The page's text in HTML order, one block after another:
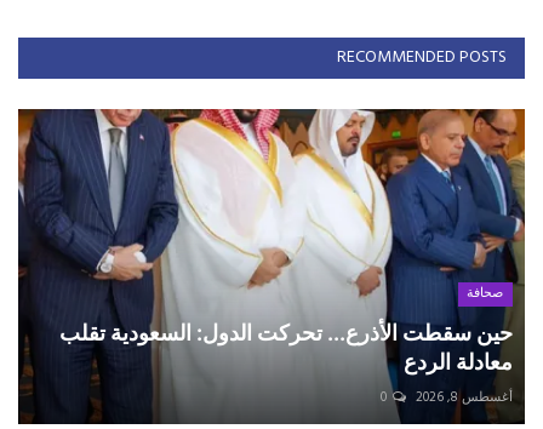
RECOMMENDED POSTS
صحافة
حين سقطت الأذرع... تحركت الدول: السعودية تقلب
معادلة الردع
أغسطس 8, 2026 0